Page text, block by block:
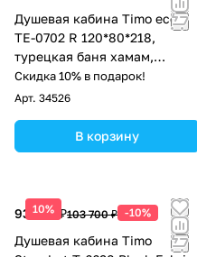
Душевая кабина Timo eco
TE-0702 R 120*80*218,
турецкая баня хамам,
стульчик прозрачный
Скидка 10% в подарок!
Арт. 34526
В корзину
10%
93 330 ₽103 700 ₽ -10%
Душевая кабина Timo